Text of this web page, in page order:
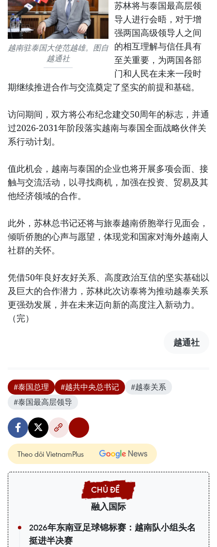
越南驻泰国大使范越雄。图自
越通社
苏林将与泰国最高层领
导人进行会晤，对于增
强两国高级领导人之间
的相互理解与信任具有
至关重要，为两国各部
门和人民在未来一段时
期继续推进合作与交流奠定了坚实的前提和基础。
访问期间，双方将公布纪念建交50周年的标志，并通
过2026-2031年阶段落实越南与泰国全面战略伙伴关
系行动计划。
值此机会，越南与泰国的企业也将开展多项会面、接
触与交流活动，以寻找商机，加强在投资、贸易及其
他经济领域的合作。
此外，苏林总书记还将与旅泰越南侨胞举行见面会，
倾听侨胞的心声与愿望，体现党和国家对海外越南人
社群的关怀。
凭借50年良好友好关系、高度政治互信的坚实基础以
及巨大的合作潜力，苏林此次访泰将为推动越泰关系
更强劲发展，并在未来迈向新的高度注入新动力。
（完）
越通社
#泰国总理 #越共中央总书记
#越泰关系
#泰国最高层领导
Theo dõi VietnamPlus
融入国际
2026年东南亚足球锦标赛：越南队小组头名
挺进半决赛